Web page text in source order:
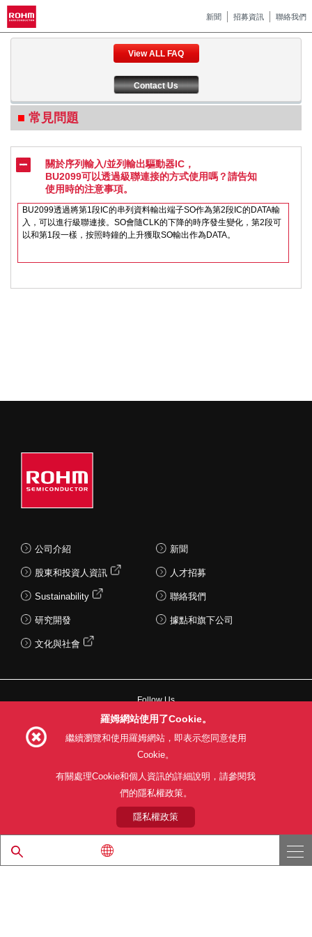
新聞 招募資訊 聯絡我們
View ALL FAQ
Contact Us
常見問題
關於序列輸入/並列輸出驅動器IC，
BU2099可以透過級聯連接的方式使用嗎？請告知
使用時的注意事項。
BU2099透過將第1段IC的串列資料輸出端子SO作為第2段IC的DATA輸
入，可以進行級聯連接。SO會隨CLK的下降的時序發生變化，第2段可
以和第1段一樣，按照時鐘的上升獲取SO輸出作為DATA。
公司介紹
股東和投資人資訊
Sustainability
研究開發
文化與社會
新聞
人才招募
聯絡我們
據點和旗下公司
Follow Us
網站使用條款 利用目的 隱私權政策
網站地圖
關於本公司產品銷售之標準條款(PDF)
© 1997 - 2026 ROHM CO., LTD. ALL RIGHTS RESERVED.
羅姆網站使用了Cookie。
繼續瀏覽和使用羅姆網站，即表示您同意使用
Cookie。
有關處理Cookie和個人資訊的詳細說明，請參閱我
們的隱私權政策。
隱私權政策